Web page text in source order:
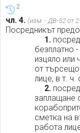
2
чл. 4. (изм. - ДВ-52 от
Посредникът
1.
безплатно
изцяло или
от
лице, в т. ч.
2.
заплащане
сметка на
работа